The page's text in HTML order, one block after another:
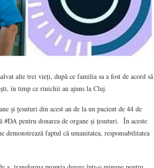
alte trei vieți, după ce familia sa a fost de acord să
în timp ce rinichii au ajuns la Cluj.
şi ţesuturi din acest an de la un pacient de 44 de
#DA pentru donarea de organe și țesuturi. În aceste
faptul că umanitatea, responsabilitatea